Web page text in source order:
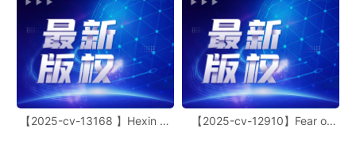
【2025-cv-13168 】Hexin 塑
【2025-cv-12910】Fear of